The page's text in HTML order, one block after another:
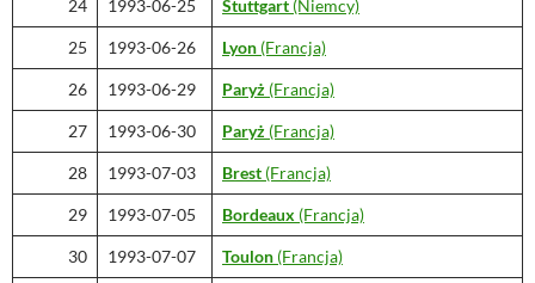
24 1993-06-25 Stuttgart (Niemcy)
25 1993-06-26 Lyon (Francja)
26 1993-06-29 Paryż (Francja)
27 1993-06-30 Paryż (Francja)
28 1993-07-03 Brest (Francja)
29 1993-07-05 Bordeaux (Francja)
30 1993-07-07 Toulon (Francja)